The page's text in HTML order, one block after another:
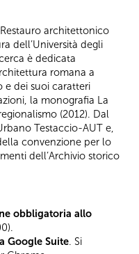
architettonico
dell’Università degli
è dedicata
romana a
dei suoi caratteri
la monografia La
(2012). Dal
Testaccio-AUT e,
convenzione per lo
dell’Archivio storico
obbligatoria allo
Google Suite. Si